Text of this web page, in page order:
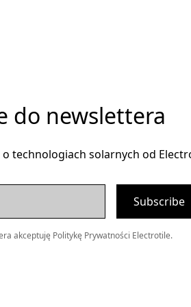
do newslettera
technologiach solarnych od
akceptuję Politykę Prywatności Electrotile.